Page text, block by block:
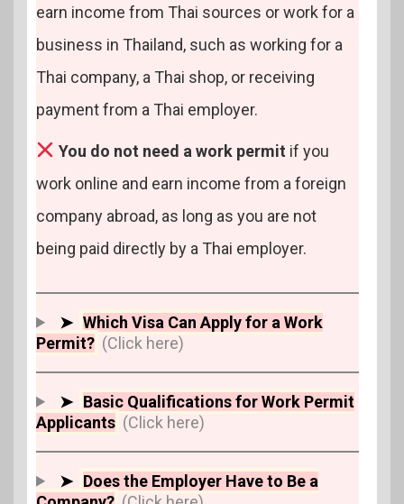
earn income from Thai sources or work for a
business in Thailand, such as working for a
Thai company, a Thai shop, or receiving
payment from a Thai employer.
You do not need a work permit if you
work online and earn income from a foreign
company abroad, as long as you are not
being paid directly by a Thai employer.
➤ Which Visa Can Apply for a Work
Permit? (Click here)
➤ Basic Qualifications for Work Permit
Applicants (Click here)
➤ Does the Employer Have to Be a